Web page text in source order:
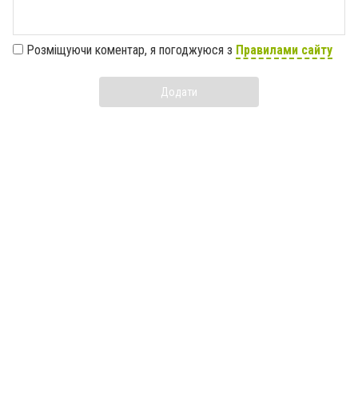
Розміщуючи коментар, я погоджуюся з Правилами сайту
Додати